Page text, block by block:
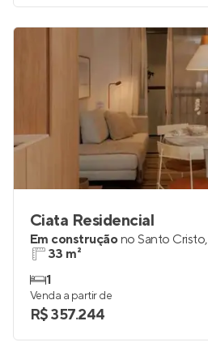
Ciata Residencial
Em construçãono Santo Cristo,
33 m²
1
Venda a partir de
R$ 357.244